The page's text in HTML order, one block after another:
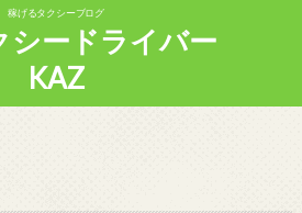
稼げるタクシーブログ
シードライバー
KAZ